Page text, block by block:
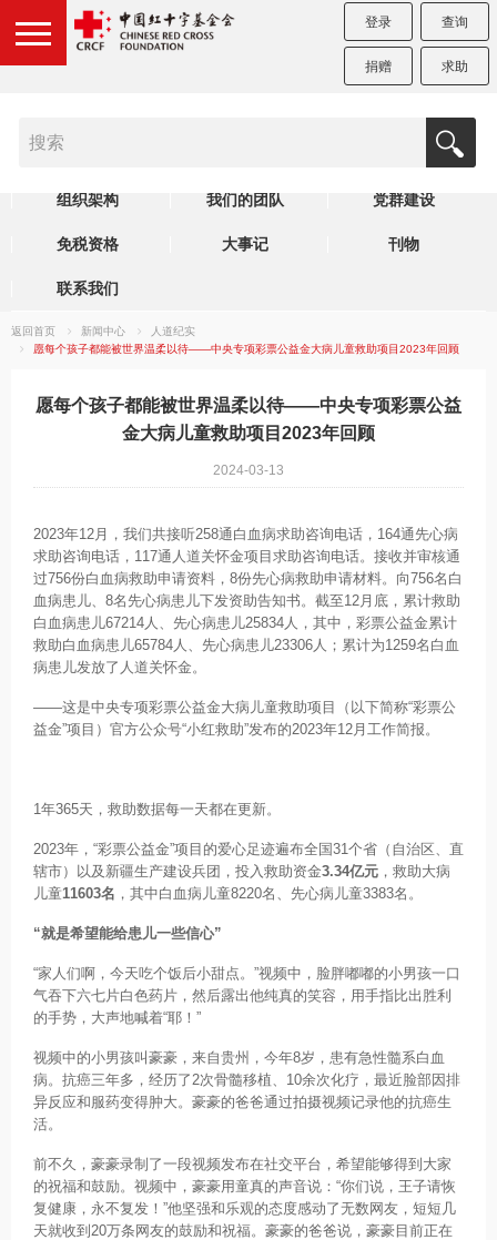
登录 查询
捐赠 求助
机构简介
组织架构 我们的团队 党群建设
免税资格 大事记 刊物
联系我们
返回首页 新闻中心
人道纪实
愿每个孩子都能被世界温柔以待——中央专项彩票公益金大病儿童救助项目2023年回顾
愿每个孩子都能被世界温柔以待——中央专项彩票公益
金大病儿童救助项目2023年回顾
2024-03-13
2023年12月，我们共接听258通白血病求助咨询电话，164通先心病
求助咨询电话，117通人道关怀金项目求助咨询电话。接收并审核通
过756份白血病救助申请资料，8份先心病救助申请材料。向756名白
血病患儿、8名先心病患儿下发资助告知书。截至12月底，累计救助
白血病患儿67214人、先心病患儿25834人，其中，彩票公益金累计
救助白血病患儿65784人、先心病患儿23306人；累计为1259名白血
病患儿发放了人道关怀金。
——这是中央专项彩票公益金大病儿童救助项目（以下简称“彩票公
益金”项目）官方公众号“小红救助”发布的2023年12月工作简报。
1年365天，救助数据每一天都在更新。
2023年，“彩票公益金”项目的爱心足迹遍布全国31个省（自治区、直
辖市）以及新疆生产建设兵团，投入救助资金3.34亿元 ，救助大病
儿童11603名 ，其中白血病儿童8220名、先心病儿童3383名。
“就是希望能给患儿一些信心”
“家人们啊，今天吃个饭后小甜点。”视频中，脸胖嘟嘟的小男孩一口
气吞下六七片白色药片，然后露出他纯真的笑容，用手指比出胜利
的手势，大声地喊着“耶！”
视频中的小男孩叫豪豪，来自贵州，今年8岁，患有急性髓系白血
病。抗癌三年多，经历了2次骨髓移植、10余次化疗，最近脸部因排
异反应和服药变得肿大。豪豪的爸爸通过拍摄视频记录他的抗癌生
活。
前不久，豪豪录制了一段视频发布在社交平台，希望能够得到大家
的祝福和鼓励。视频中，豪豪用童真的声音说：“你们说，王子请恢
复健康，永不复发！”他坚强和乐观的态度感动了无数网友，短短几
天就收到20万条网友的鼓励和祝福。豪豪的爸爸说，豪豪目前正在